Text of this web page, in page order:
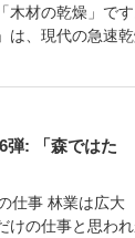
木材の乾燥」で
は、現代の急速
弾: 「森ではた
仕事 林業は広大
けの仕事と思わ